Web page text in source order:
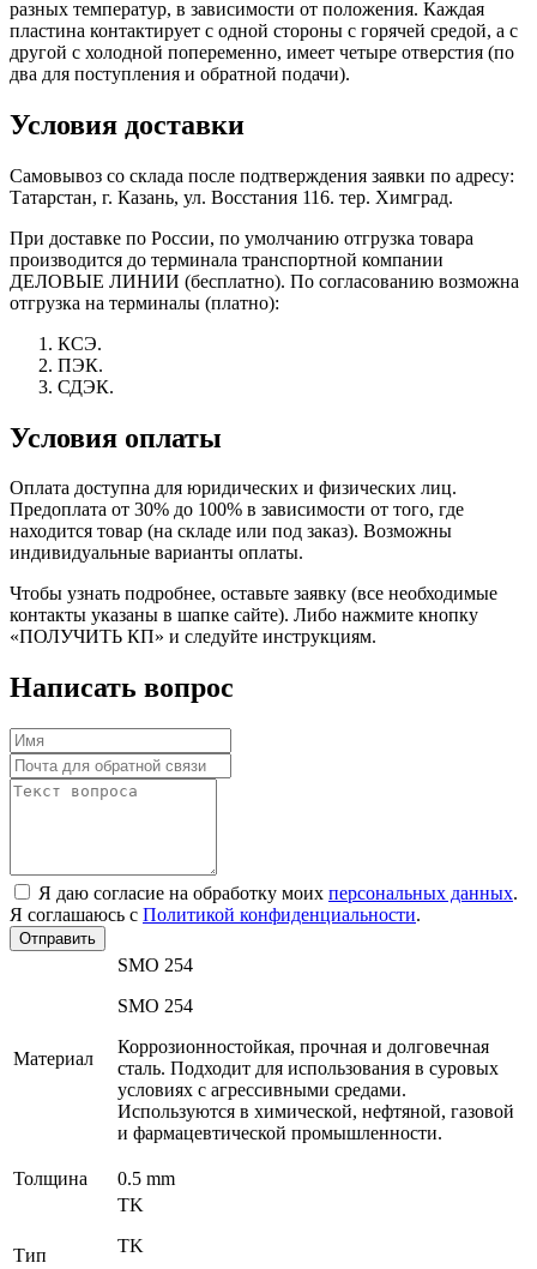
разных температур, в зависимости от положения. Каждая
пластина контактирует с одной стороны с горячей средой, а с
другой с холодной попеременно, имеет четыре отверстия (по
два для поступления и обратной подачи).
Условия доставки
Самовывоз со склада после подтверждения заявки по адресу:
Татарстан, г. Казань, ул. Восстания 116. тер. Химград.
При доставке по России, по умолчанию отгрузка товара
производится до терминала транспортной компании
ДЕЛОВЫЕ ЛИНИИ (бесплатно). По согласованию возможна
отгрузка на терминалы (платно):
КСЭ.
ПЭК.
СДЭК.
Условия оплаты
Оплата доступна для юридических и физических лиц.
Предоплата от 30% до 100% в зависимости от того, где
находится товар (на складе или под заказ). Возможны
индивидуальные варианты оплаты.
Чтобы узнать подробнее, оставьте заявку (все необходимые
контакты указаны в шапке сайте). Либо нажмите кнопку
«ПОЛУЧИТЬ КП» и следуйте инструкциям.
Написать вопрос
Я даю согласие на обработку моих персональных данных.
Я соглашаюсь с Политикой конфиденциальности.
Отправить
Материал
SMO 254
SMO 254
Коррозионностойкая, прочная и долговечная
сталь. Подходит для использования в суровых
условиях с агрессивными средами.
Используются в химической, нефтяной, газовой
и фармацевтической промышленности.
Толщина 0.5 mm
Тип
TK
TK